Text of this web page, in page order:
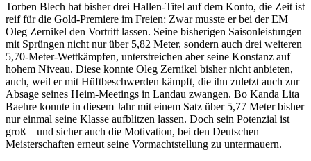
Torben Blech hat bisher drei Hallen-Titel auf dem Konto, die Zeit ist
reif für die Gold-Premiere im Freien: Zwar musste er bei der EM
Oleg Zernikel den Vortritt lassen. Seine bisherigen Saisonleistungen
mit Sprüngen nicht nur über 5,82 Meter, sondern auch drei weiteren
5,70-Meter-Wettkämpfen, unterstreichen aber seine Konstanz auf
hohem Niveau. Diese konnte Oleg Zernikel bisher nicht anbieten,
auch, weil er mit Hüftbeschwerden kämpft, die ihn zuletzt auch zur
Absage seines Heim-Meetings in Landau zwangen. Bo Kanda Lita
Baehre konnte in diesem Jahr mit einem Satz über 5,77 Meter bisher
nur einmal seine Klasse aufblitzen lassen. Doch sein Potenzial ist
groß – und sicher auch die Motivation, bei den Deutschen
Meisterschaften erneut seine Vormachtstellung zu untermauern.